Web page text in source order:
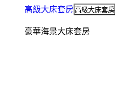
高級大床套房 高級大床套房
豪華海景大床套房